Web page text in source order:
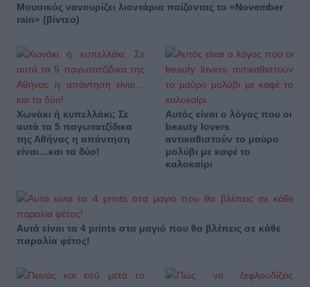
Μουσικός νανουρίζει λιοντάρια παίζοντας το «November
rain» (βίντεο)
Χωνάκι ή κυπελλάκι; Σε
αυτά τα 5 παγωτατζίδικα
της Αθήνας η απάντηση
είναι…και τα δύο!
Αυτός είναι ο λόγος που οι
beauty lovers
αντικαθιστούν το μαύρο
μολύβι με καφέ το
καλοκαίρι
Αυτά είναι τα 4 prints στα μαγιό που θα βλέπεις σε κάθε
παραλία φέτος!